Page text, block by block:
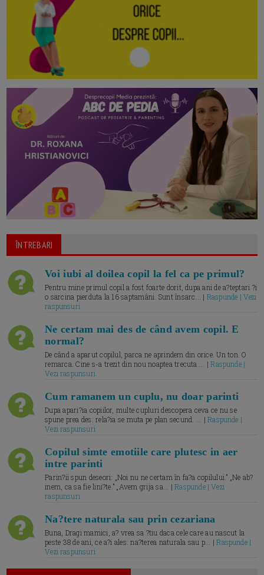
ÎNTREBARI
Voi iubi al doilea copil la fel ca pe primul?
Pentru mine primul copil a fost foarte dorit, dupa ani de a?teptari ?i
o sarcina pierduta la 16 saptamâni. Sunt însarc... | Raspunde | Vezi
raspunsuri
Ne certam mai des de când avem copil. E
normal?
De când a aparut copilul, parca ne aprindem din orice. Un ton. O
remarca. Cine s-a trezit din nou noaptea trecuta.... |Raspunde |
Vezi raspunsuri
Cum ramanem un cuplu, nu doar parinti
Dupa apari?ia copiilor, multe cupluri descopera ceva ce nu se
spune prea des: rela?ia se muta pe plan secund. ... |Raspunde |
Vezi raspunsuri
Copilul simte emotiile care plutesc in aer
intre parinti
Parin?ii spun deseori: „Noi nu ne certam în fa?a copilului.” „Ne ab?
inem, ca sa fie lini?te.” „Avem grija sa... |Raspunde | Vezi
raspunsuri
Na?tere naturala sau prin cezariana
Buna, Dragi mamici, a? vrea sa ?tiu daca cele care au nascut la
peste 38 de ani, ce a?i ales: na?terea naturala sau p... |Raspunde |
Vezi raspunsuri